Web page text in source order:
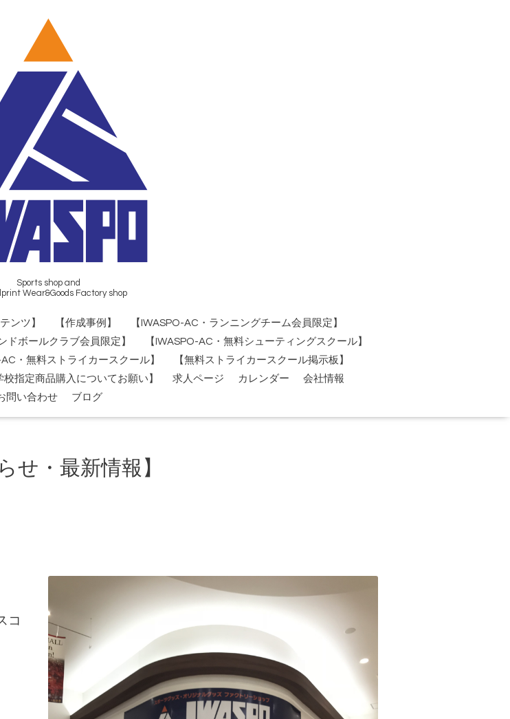
Sports shop and
Wear&Goods Factory shop
ンツ】 【作成事例】
【IWASPO-AC・ランニングチーム会員限定】
ドボールクラブ会員限定】
【IWASPO-AC・無料シューティングスクール】
AC・無料ストライカースクール】
【無料ストライカースクール掲示板】
校指定商品購入についてお願い】 求人ページ カレンダー
会社情報
問い合わせ
ブログ
せ・最新情報】
コ